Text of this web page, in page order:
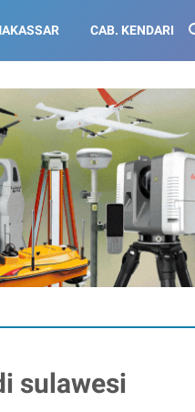
CAB. KENDARI
sulawesi